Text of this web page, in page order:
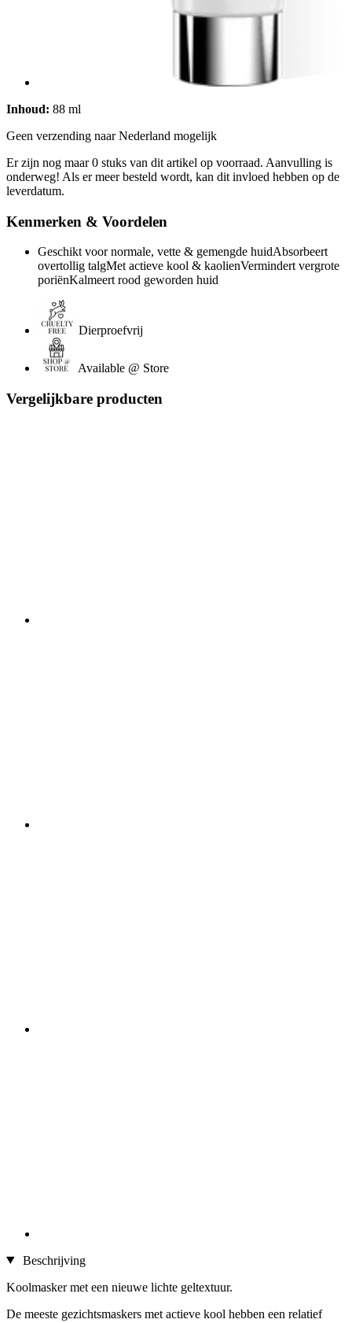
Inhoud: 88 ml
Geen verzending naar Nederland mogelijk
Er zijn nog maar 0 stuks van dit artikel op voorraad. Aanvulling is
onderweg! Als er meer besteld wordt, kan dit invloed hebben op de
leverdatum.
Kenmerken & Voordelen
Geschikt voor normale, vette & gemengde huidAbsorbeert
overtollig talgMet actieve kool & kaolienVermindert vergrote
poriënKalmeert rood geworden huid
Dierproefvrij
Available @ Store
Vergelijkbare producten
Beschrijving
Koolmasker met een nieuwe lichte geltextuur.
De meeste gezichtsmaskers met actieve kool hebben een relatief